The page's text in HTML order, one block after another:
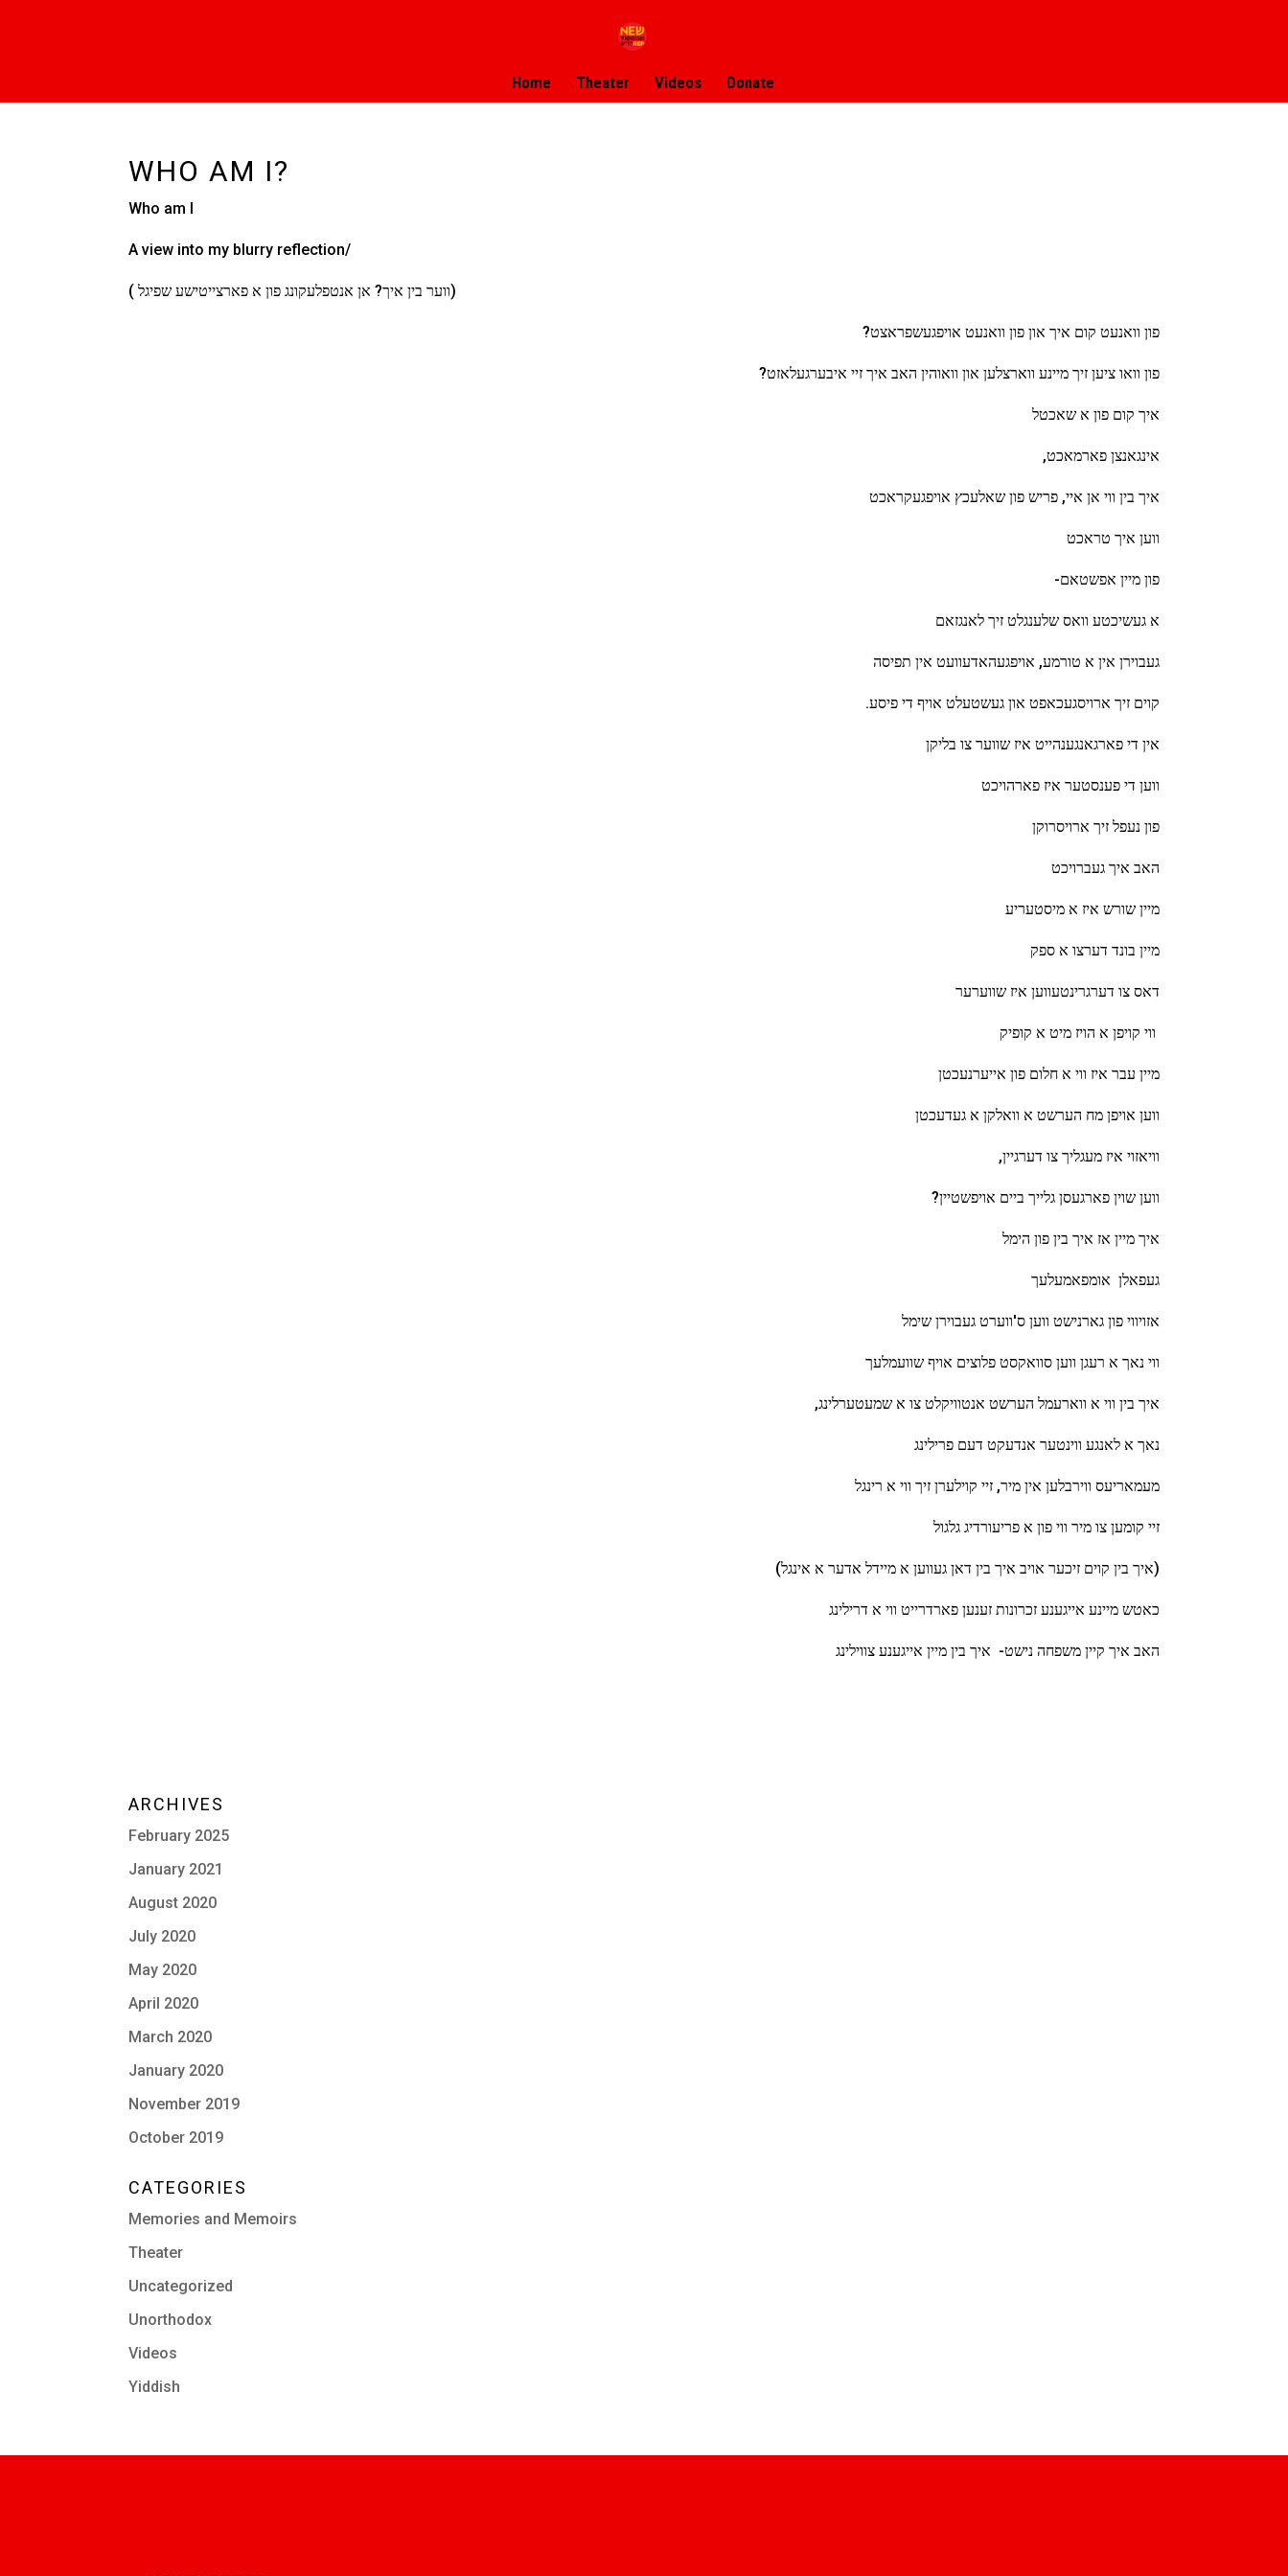
Home Theater Videos Donate
WHO AM I?
Who am I
A view into my blurry reflection/
( ווער בין איך? אן אנטפלעקונג פון א פארצייטישע שפיגל)
פון וואנעט קום איך און פון וואנעט אויפגעשפראצט?
פון וואו ציען זיך מיינע ווארצלען און וואוהין האב איך זיי איבערגעלאזט?
איך קום פון א שאכטל
אינגאנצן פארמאכט,
איך בין ווי אן איי, פריש פון שאלעכץ אויפגעקראכט
ווען איך טראכט
פון מיין אפשטאם-
א געשיכטע וואס שלענגלט זיך לאנגזאם
געבוירן אין א טורמע, אויפגעהאדעוועט אין תפיסה
קוים זיך ארויסגעכאפט און געשטעלט אויף די פיסע.
אין די פארגאנגענהייט איז שווער צו בליקן
ווען די פענסטער איז פארהויכט
פון נעפל זיך ארויסרוקן
האב איך געברויכט
מיין שורש איז א מיסטעריע
מיין בונד דערצו א ספק
דאס צו דערגרינטעווען איז שווערער
ווי קויפן א הויז מיט א קופיק
מיין עבר איז ווי א חלום פון אייערנעכטן
ווען אויפן מח הערשט א וואלקן א געדעכטן
וויאזוי איז מעגליך צו דערגיין,
ווען שוין פארגעסן גלייך ביים אויפשטיין?
איך מיין אז איך בין פון הימל
געפאלן אומפאמעלעך
אזויווי פון גארנישט ווען ס'ווערט געבוירן שימל
ווי נאך א רעגן ווען סוואקסט פלוצים אויף שוועמלעך
איך בין ווי א ווארעמל הערשט אנטוויקלט צו א שמעטערלינג,
נאך א לאנגע ווינטער אנדעקט דעם פרילינג
מעמאריעס ווירבלען אין מיר, זיי קוילערן זיך ווי א רינגל
זיי קומען צו מיר ווי פון א פריעורדיג גלגול
(איך בין קוים זיכער אויב איך בין דאן געווען א מיידל אדער א אינגל)
כאטש מיינע אייגענע זכרונות זענען פארדרייט ווי א דרילינג
האב איך קיין משפחה נישט- איך בין מיין אייגענע צווילינג
ARCHIVES
February 2025
January 2021
August 2020
July 2020
May 2020
April 2020
March 2020
January 2020
November 2019
October 2019
CATEGORIES
Memories and Memoirs
Theater
Uncategorized
Unorthodox
Videos
Yiddish